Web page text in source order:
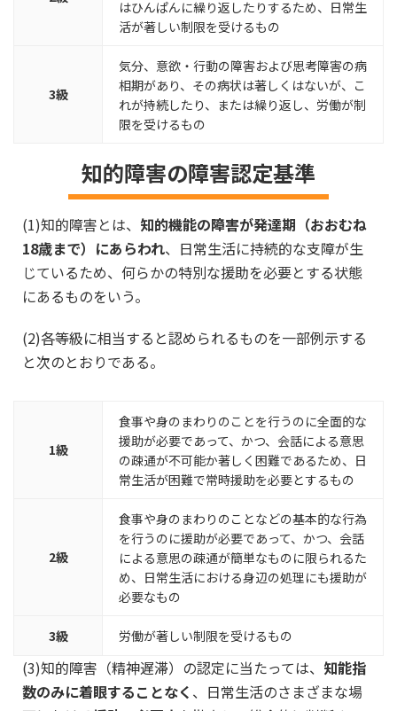
はひんぱんに繰り返したりするため、日常生
活が著しい制限を受けるもの
3級
気分、意欲・行動の障害および思考障害の病
相期があり、その病状は著しくはないが、こ
れが持続したり、または繰り返し、労働が制
限を受けるもの
知的障害の障害認定基準
(1)知的障害とは、 知的機能の障害が発達期（おおむね
18歳まで）にあらわれ、日常生活に持続的な支障が生
じているため、何らかの特別な援助を必要とする状態
にあるものをいう。
(2)各等級に相当すると認められるものを一部例示する
と次のとおりである。
1級
食事や身のまわりのことを行うのに全面的な
援助が必要であって、かつ、会話による意思
の疎通が不可能か著しく困難であるため、日
常生活が困難で常時援助を必要とするもの
2級
食事や身のまわりのことなどの基本的な行為
を行うのに援助が必要であって、かつ、会話
による意思の疎通が簡単なものに限られるた
め、日常生活における身辺の処理にも援助が
必要なもの
3級 労働が著しい制限を受けるもの
(3)知的障害（精神遅滞）の認定に当たっては、 知能指
数のみに着眼することなく 、日常生活のさまざまな場